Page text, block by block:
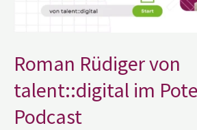
Roman Rüdiger von
talent::digital im
Podcast